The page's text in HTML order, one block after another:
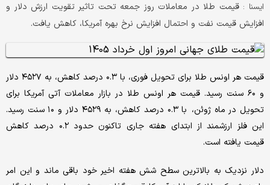
ايسنا :قیمت طلا در معاملات روز جمعه تحت تاثیر تقویت ارزش دلار و
افزایش قیمت نفت و احتمال افزایش نرخ بهره آمریکا، کاهش یافت.
قیمت هر اونس طلا برای تحویل فوری، با ۰.۳ درصد کاهش، به ۴۵۲۷ دلار
و ۶۰ سنت رسید. قیمت هر اونس طلا در بازار معاملات آتی آمریکا برای
تحویل در ماه ژوئن، با ۰.۳ درصد کاهش، به ۴۵۲۹ دلار و ۱۰ سنت رسید.
این فلز ارزشمند از ابتدای هفته جاری تاکنون حدود ۰.۲ درصد کاهش
قیمت یافته است.
دلار نزدیک به بالاترین سطح شش هفته اخیر خود باقی ماند و این امر